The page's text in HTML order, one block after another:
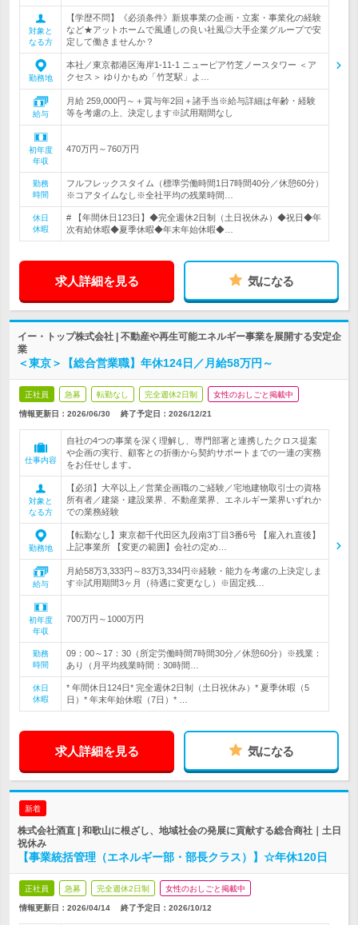
対象と
なる方
【学歴不問】《必須条件》新規事業の企画・立案・事業化の経験
など★アットホームで風通しの良い社風◎大手企業グループで安
定して働きませんか？
勤務地
本社／東京都港区海岸1-11-1 ニューピア竹芝ノースタワー ＜ア
クセス＞ ゆりかもめ「竹芝駅」よ…
給与
月給 259,000円～＋賞与年2回＋諸手当※給与詳細は年齢・経験
等を考慮の上、決定します※試用期間なし
初年度
年収
470万円～760万円
勤務
時間
フルフレックスタイム（標準労働時間1日7時間40分／休憩60分）
※コアタイムなし※全社平均の残業時間…
休日
休暇
# 【年間休日123日】◆完全週休2日制（土日祝休み）◆祝日◆年
次有給休暇◆夏季休暇◆年末年始休暇◆…
求人詳細を見る 気になる
イー・トップ株式会社 | 不動産や再生可能エネルギー事業を展開する安定企
業
＜東京＞【総合営業職】年休124日／月給58万円～
正社員 急募 転勤なし 完全週休2日制 女性のおしごと掲載中
情報更新日：2026/06/30 終了予定日： 2026/12/21
仕事内容
自社の4つの事業を深く理解し、専門部署と連携したクロス提案
や企画の実行、顧客との折衝から契約サポートまでの一連の実務
をお任せします。
対象と
なる方
【必須】大卒以上／営業企画職のご経験／宅地建物取引士の資格
所有者／建築・建設業界、不動産業界、エネルギー業界いずれか
での業務経験
勤務地
【転勤なし】東京都千代田区九段南3丁目3番6号 【雇入れ直後】
上記事業所 【変更の範囲】会社の定め…
給与
月給58万3,333円～83万3,334円※経験・能力を考慮の上決定しま
す※試用期間3ヶ月（待遇に変更なし）※固定残…
初年度
年収
700万円～1000万円
勤務
時間
09：00～17：30（所定労働時間7時間30分／休憩60分）※残業：
あり（月平均残業時間：30時間…
休日
休暇
* 年間休日124日* 完全週休2日制（土日祝休み）* 夏季休暇（5
日）* 年末年始休暇（7日）* …
求人詳細を見る 気になる
新着
株式会社酒直 | 和歌山に根ざし、地域社会の発展に貢献する総合商社｜土日
祝休み
【事業統括管理（エネルギー部・部長クラス）】☆年休120日
正社員 急募 完全週休2日制 女性のおしごと掲載中
情報更新日：2026/04/14 終了予定日： 2026/10/12